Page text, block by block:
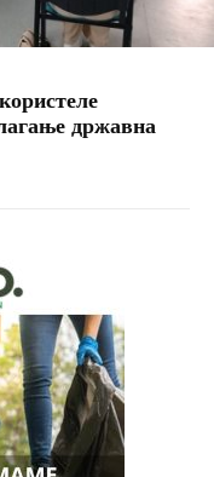
државна